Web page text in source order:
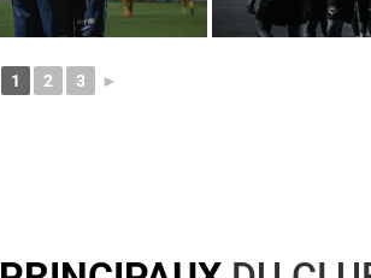
1 2 3 ►